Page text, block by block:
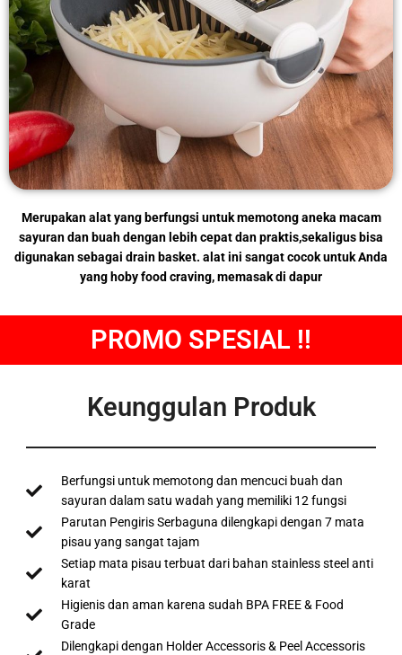
Merupakan alat yang berfungsi untuk memotong aneka macam
sayuran dan buah dengan lebih cepat dan praktis,sekaligus bisa
digunakan sebagai drain basket. alat ini sangat cocok untuk Anda
yang hoby food craving, memasak di dapur
PROMO SPESIAL !!
Keunggulan Produk
Berfungsi untuk memotong dan mencuci buah dan
sayuran dalam satu wadah yang memiliki 12 fungsi
Parutan Pengiris Serbaguna dilengkapi dengan 7 mata
pisau yang sangat tajam
Setiap mata pisau terbuat dari bahan stainless steel anti
karat
Higienis dan aman karena sudah BPA FREE & Food
Grade
Dilengkapi dengan Holder Accessoris & Peel Accessoris